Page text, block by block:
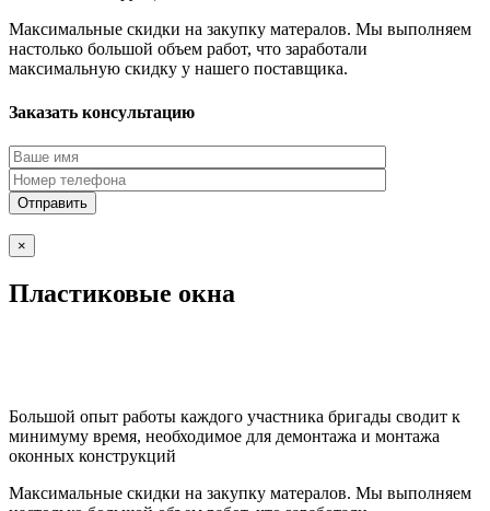
Максимальные скидки на закупку матералов. Мы выполняем
настолько большой объем работ, что заработали
максимальную скидку у нашего поставщика.
Заказать консультацию
×
Пластиковые окна
Большой опыт работы каждого участника бригады сводит к
минимуму время, необходимое для демонтажа и монтажа
оконных конструкций
Максимальные скидки на закупку матералов. Мы выполняем